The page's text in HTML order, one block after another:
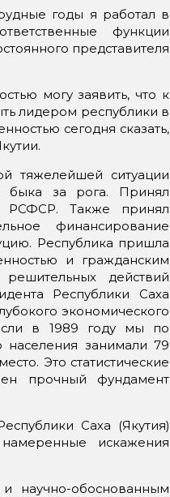
годы я работал в
функции
представителя
могу заявить, что к
лидером республики в
сегодня сказать,
тяжелейшей ситуации
быка за рога. Принял
РСФСР. Также принял
финансирование
Республика пришла
и гражданским
действий
Республики Саха
экономического
в 1989 году мы по
населения занимали 79
Это статистические
прочный фундамент
Саха (Якутия)
искажения
научно-обоснованным